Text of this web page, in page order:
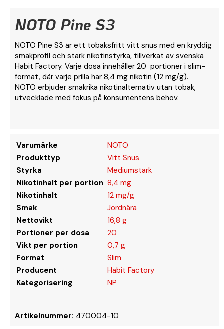
NOTO Pine S3
NOTO Pine S3 är ett tobaksfritt vitt snus med en kryddig
smakprofil och stark nikotinstyrka, tillverkat av svenska
Habit Factory. Varje dosa innehåller 20 portioner i slim-
format, där varje prilla har 8,4 mg nikotin (12 mg/g).
NOTO erbjuder smakrika nikotinalternativ utan tobak,
utvecklade med fokus på konsumentens behov.
Varumärke
NOTO
Produkttyp
Vitt Snus
Styrka
Mediumstark
Nikotinhalt per portion 8,4 mg
Nikotinhalt
12 mg/g
Smak
Jordnära
Nettovikt
16,8 g
Portioner per dosa
20
Vikt per portion
0,7 g
Format
Slim
Producent
Habit Factory
Kategorisering
NP
Artikelnummer: 470004-10